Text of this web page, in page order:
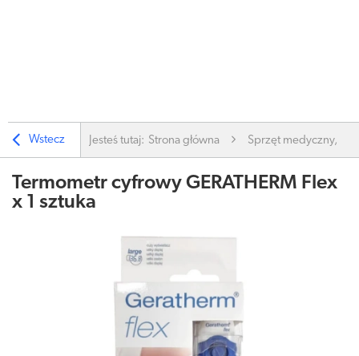
Wstecz Jesteś tutaj: Strona główna Sprzęt medyczny,
Termometr cyfrowy GERATHERM Flex
x 1 sztuka